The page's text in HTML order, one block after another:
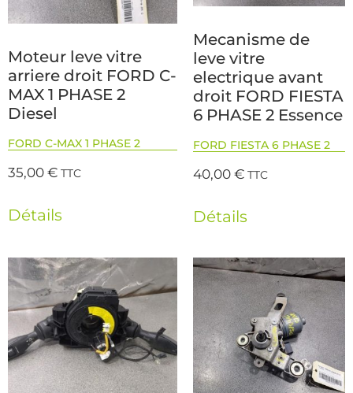
Moteur leve vitre
arriere droit FORD C-
MAX 1 PHASE 2
Diesel
FORD C-MAX 1 PHASE 2
35,00€ TTC
Détails
Mecanisme de
leve vitre
electrique avant
droit FORD FIESTA
6 PHASE 2 Essence
FORD FIESTA 6 PHASE 2
40,00€ TTC
Détails